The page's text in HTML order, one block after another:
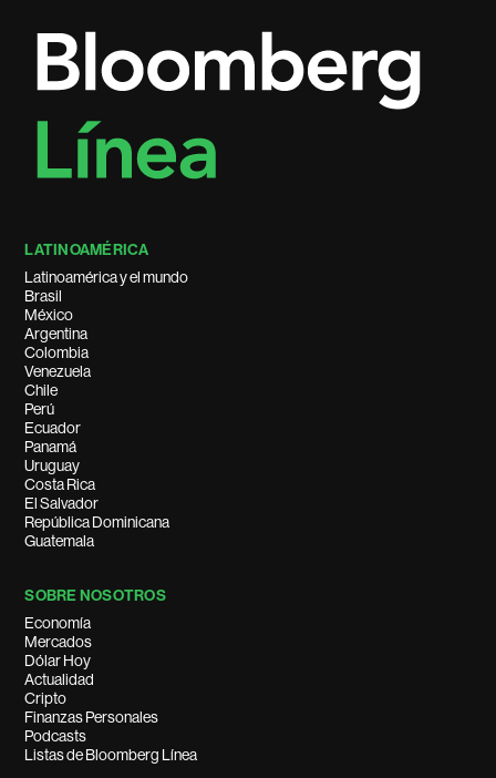
LATINOAMÉRICA
Latinoamérica y el mundo
Brasil
México
Argentina
Colombia
Venezuela
Chile
Perú
Ecuador
Panamá
Uruguay
Costa Rica
El Salvador
República Dominicana
Guatemala
SOBRE NOSOTROS
Economía
Mercados
Dólar Hoy
Actualidad
Cripto
Finanzas Personales
Podcasts
Listas de Bloomberg Línea